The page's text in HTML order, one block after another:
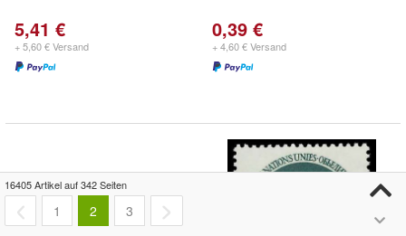
5,41 €
+ 5,60 € Versand
0,39 €
+ 4,60 € Versand
16405 Artikel auf 342 Seiten
1 2 3